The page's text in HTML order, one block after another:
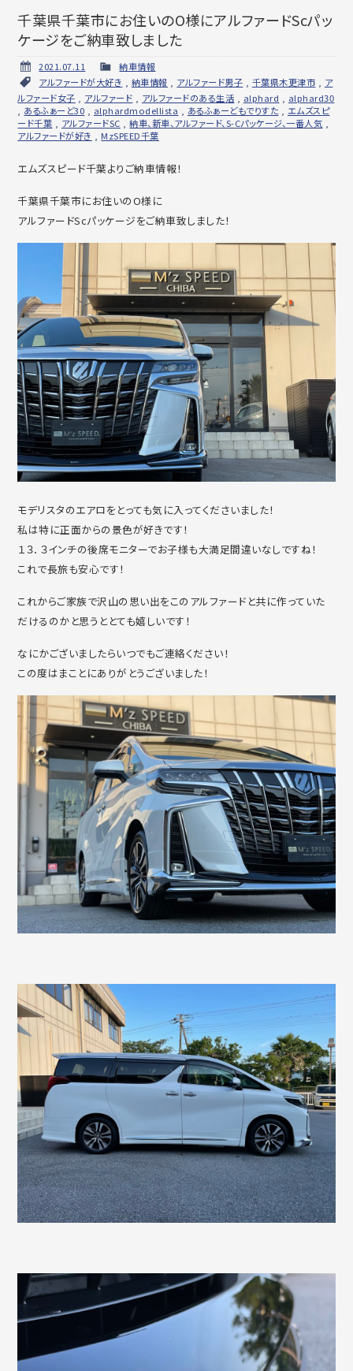
千葉県千葉市にお住いのO様にアルファードScパッ
ケージをご納車致しました
2021.07.11
納車情報
アルファードが大好き , 納車情報 , アルファード男子 , 千葉県木更津市 , ア
ルファード女子 , アルファード , アルファードのある生活 , alphard , alphard30
, あるふぁーど30 , alphardmodellista , あるふぁーどもでりすた, エムズスピ
ード千葉 , アルファードSC ,納車、新車、アルファード、S-Cパッケージ、一番人気 ,
アルファードが好き , MzSPEED千葉
エムズスピード千葉よりご納車情報！
千葉県千葉市にお住いのO様に
アルファードScパッケージをご納車致しました！
モデリスタのエアロをとっても気に入ってくださいました！
私は特に正面からの景色が好きです！
１３．３インチの後席モニターでお子様も大満足間違いなしですね！
これで長旅も安心です！
これからご家族で沢山の思い出をこのアルファードと共に作っていた
だけるのかと思うととても嬉しいです！
なにかございましたらいつでもご連絡ください！
この度はまことにありがとうございました！